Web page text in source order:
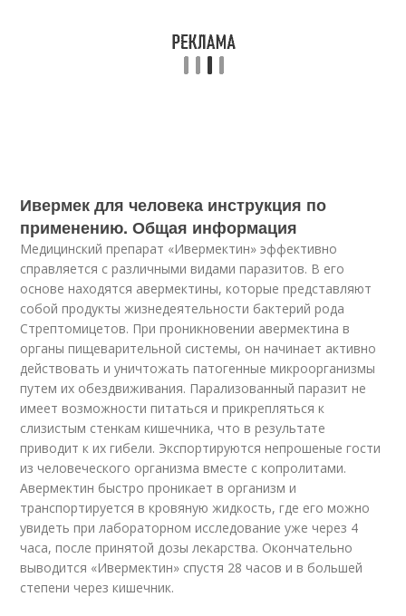
Ивермек для человека инструкция по
применению. Общая информация
Медицинский препарат «Ивермектин» эффективно
справляется с различными видами паразитов. В его
основе находятся авермектины, которые представляют
собой продукты жизнедеятельности бактерий рода
Стрептомицетов. При проникновении авермектина в
органы пищеварительной системы, он начинает активно
действовать и уничтожать патогенные микроорганизмы
путем их обездвиживания. Парализованный паразит не
имеет возможности питаться и прикрепляться к
слизистым стенкам кишечника, что в результате
приводит к их гибели. Экспортируются непрошеные гости
из человеческого организма вместе с копролитами.
Авермектин быстро проникает в организм и
транспортируется в кровяную жидкость, где его можно
увидеть при лабораторном исследование уже через 4
часа, после принятой дозы лекарства. Окончательно
выводится «Ивермектин» спустя 28 часов и в большей
степени через кишечник.